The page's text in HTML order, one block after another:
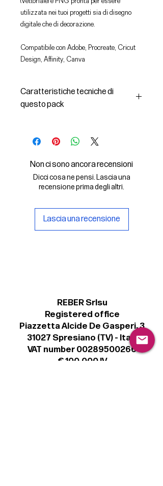
utilizzata nei tuoi progetti sia di disegno
digitale che di decorazione.
Compatibile con Adobe, Procreate, Cricut
Design, Affinity, Canva
Caratteristiche tecniche di
questo pack
- le immagini descritte in formato
- la licenza d'uso delle grafiche
Il File SVG è compatibile con Adobe,
Cricut Design, Cricut
Procreate e Affinity
Non ci sono ancora recensioni
Dicci cosa ne pensi. Lascia una
recensione prima degli altri.
Lascia una recensione
REBER Srlsu
Registered office
Piazzetta Alcide De Gasperi, 3
31027 Spresiano (TV) - Italy
VAT number 00289500266
€ 100.000 IV